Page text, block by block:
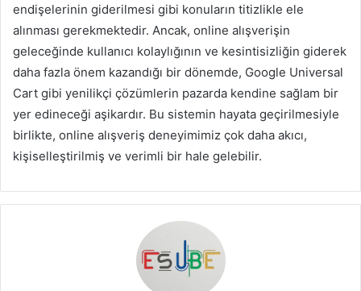
endişelerinin giderilmesi gibi konuların titizlikle ele
alınması gerekmektedir. Ancak, online alışverişin
geleceğinde kullanıcı kolaylığının ve kesintisizliğin giderek
daha fazla önem kazandığı bir dönemde, Google Universal
Cart gibi yenilikçi çözümlerin pazarda kendine sağlam bir
yer edineceği aşikardır. Bu sistemin hayata geçirilmesiyle
birlikte, online alışveriş deneyimimiz çok daha akıcı,
kişiselleştirilmiş ve verimli bir hale gelebilir.